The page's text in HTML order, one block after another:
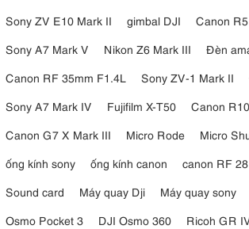
Sony ZV E10 Mark II
gimbal DJI
Canon
Sony A7 Mark V
Nikon Z6 Mark III
Đèn
Canon RF 35mm F1.4L
Sony ZV-1 Mark II
Sony A7 Mark IV
Fujifilm X-T50
Canon R10
Canon G7 X Mark III
Micro Rode Micro
ống kính sony
ống kính canon
canon RF
Sound card
Máy quay Dji Máy quay sony
Osmo Pocket 3
DJI Osmo 360 Ricoh GR